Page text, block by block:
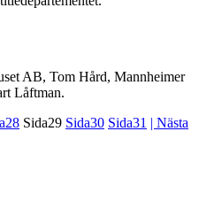
AB, Tom Hård, Mannheimer
Låftman.
28 Sida29 Sida30 Sida31 | Nästa